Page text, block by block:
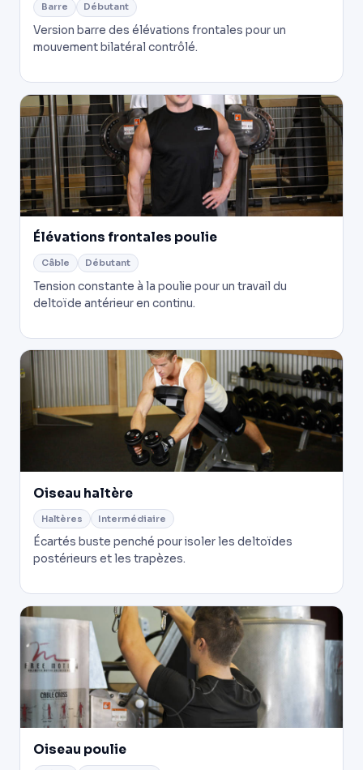
Barre Débutant
Version barre des élévations frontales pour un
mouvement bilatéral contrôlé.
Élévations frontales poulie
Câble Débutant
Tension constante à la poulie pour un travail du
deltoïde antérieur en continu.
Oiseau haltère
Haltères Intermédiaire
Écartés buste penché pour isoler les deltoïdes
postérieurs et les trapèzes.
Oiseau poulie